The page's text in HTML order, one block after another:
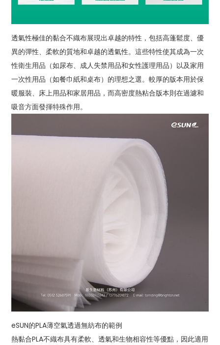
透氣性極佳的黏合不織布展現出卓越的特性，包括高蓬鬆度、優
異的彈性、柔軟的質地和卓越的透氣性。這些特性使其成為一次
性衛生用品（如尿布、成人失禁用品和女性護理用品）以及家用
一次性用品（如餐巾紙和桌布）的理想之選。較厚的版本用於保
暖服裝、床上用品和家居用品，而高密度熱粘合版本則在過濾和
吸音方面發揮特殊作用。
eSUN的PLA薄空氣透過無紡布的範例
熱黏合PLA不織布具有柔軟、透氣和生物相容性等優點，因此適用